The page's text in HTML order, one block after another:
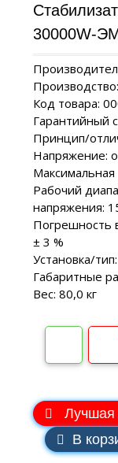
30000W-
Код товара:
Гарантийный
Принцип/
Напряжение:
Рабочий
напряжения:
Погрешность
± 3 %
Установка/
Габаритные
Вес: 80,0 кг
Лучшая
В